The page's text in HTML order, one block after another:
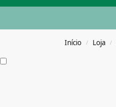
Início / Loja /